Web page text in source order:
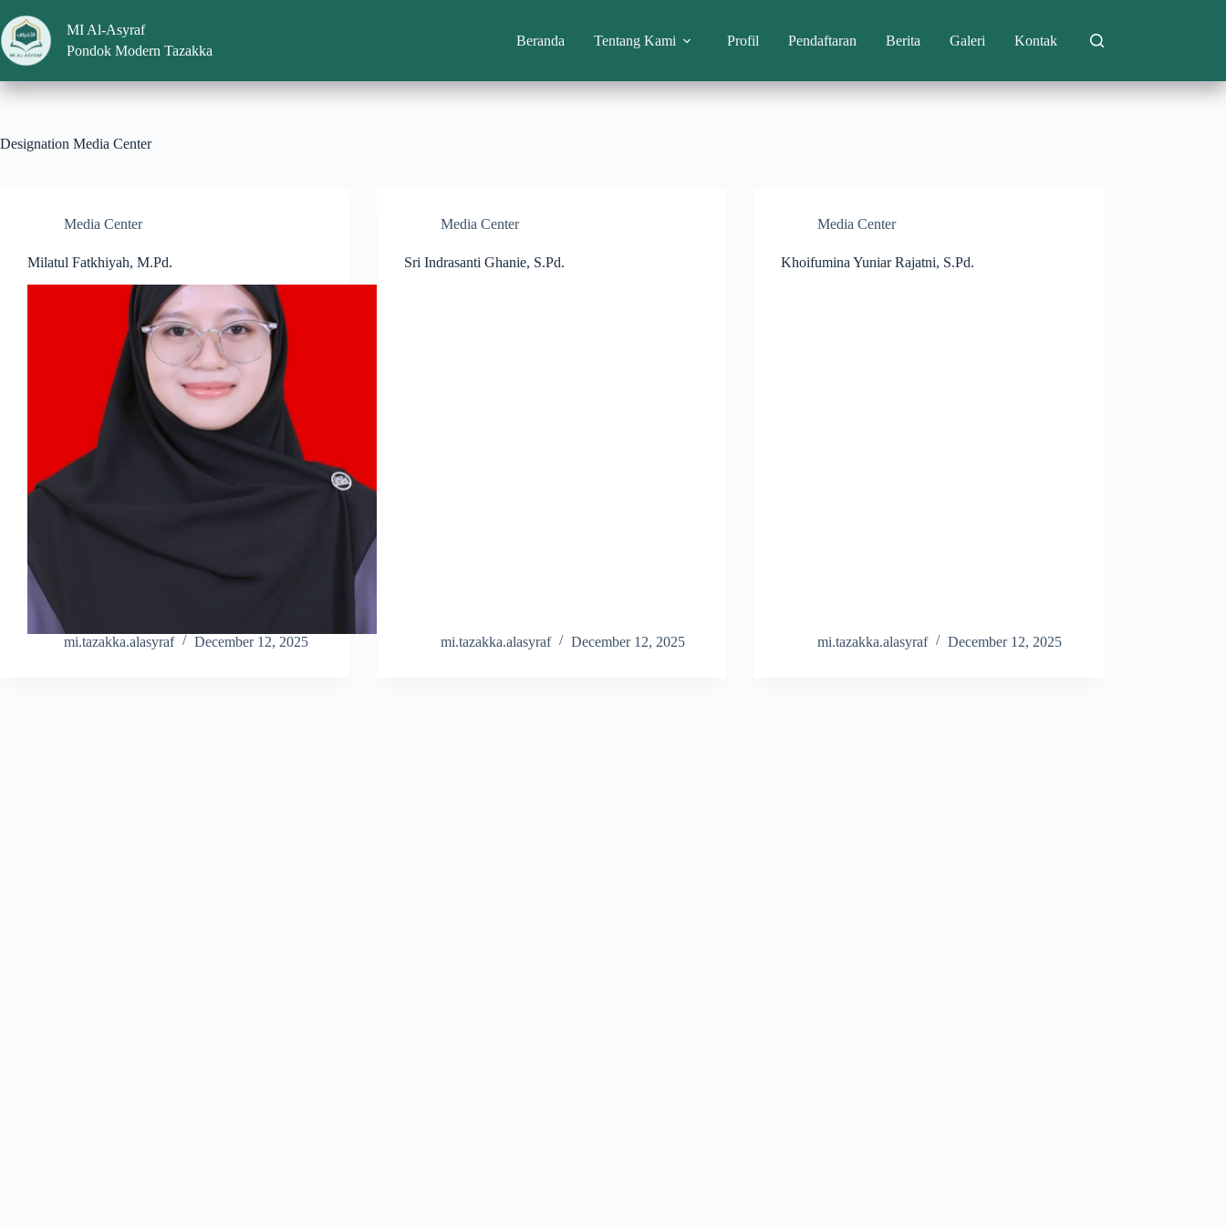
MI Al-Asyraf
Pondok Modern Tazakka
Beranda Tentang Kami Profil Pendaftaran Berita Galeri Kontak
Designation Media Center
Media Center
Milatul Fatkhiyah, M.Pd.
mi.tazakka.alasyraf December 12, 2025
Media Center
Sri Indrasanti Ghanie, S.Pd.
mi.tazakka.alasyraf December 12, 2025
Media Center
Khoifumina Yuniar Rajatni, S.Pd.
mi.tazakka.alasyraf December 12, 2025